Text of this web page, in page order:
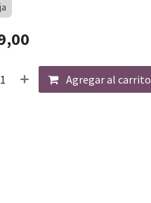
Agregar al carrito